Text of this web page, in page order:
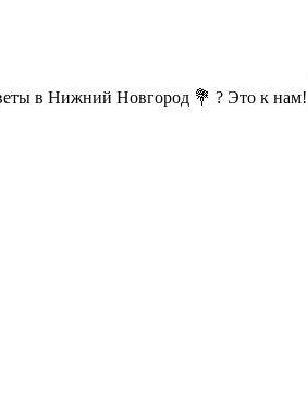
в Нижний Новгород 💐 ? Это к нам!